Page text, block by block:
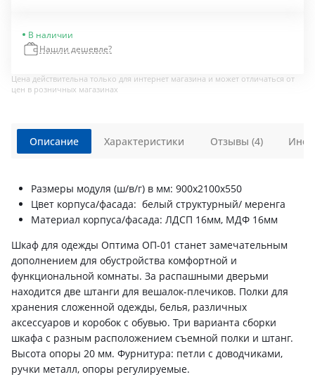
В наличии
Нашли дешевле?
Цена действительна только для интернет магазина и может отличаться от
цен в розничных магазинах
Описание
Размеры модуля (ш/в/г) в мм: 900х2100х550
Цвет корпуса/фасада: белый структурный/ меренга
Материал корпуса/фасада: ЛДСП 16мм, МДФ 16мм
Шкаф для одежды Оптима ОП-01 станет замечательным
дополнением для обустройства комфортной и
функциональной комнаты. За распашными дверьми
находится две штанги для вешалок-плечиков. Полки для
хранения сложенной одежды, белья, различных
аксессуаров и коробок с обувью. Три варианта сборки
шкафа с разным расположением съемной полки и штанг.
Высота опоры 20 мм. Фурнитура: петли с доводчиками,
ручки металл, опоры регулируемые.
Характеристики Отзывы (4)